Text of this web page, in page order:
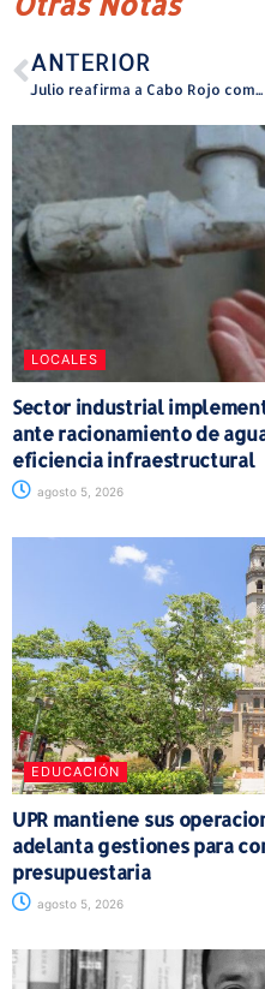
ANTERIOR
Julio reafirma a Cabo Rojo como la Capital del Turismo Interno
LOCALES
Sector industrial
ante racionamiento de
eficiencia infraestructural
agosto 5, 2026
EDUCACIÓN
UPR mantiene sus
adelanta gestiones para
presupuestaria
agosto 5, 2026